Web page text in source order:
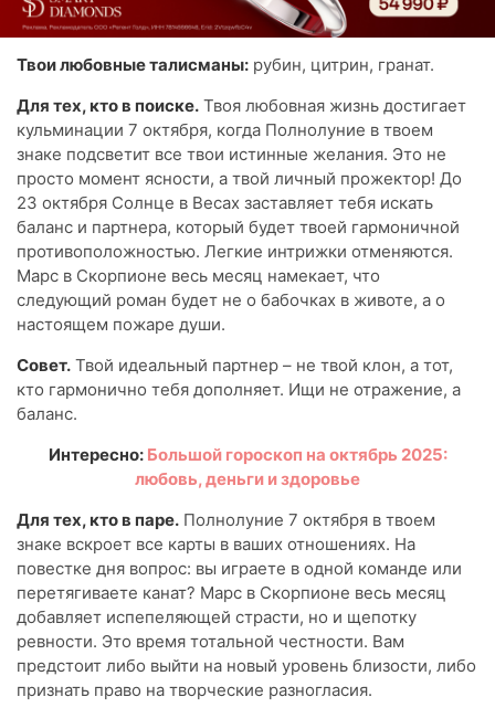
Твои любовные талисманы: рубин, цитрин, гранат.
Для тех, кто в поиске. Твоя любовная жизнь достигает
кульминации 7 октября, когда Полнолуние в твоем
знаке подсветит все твои истинные желания. Это не
просто момент ясности, а твой личный прожектор! До
23 октября Солнце в Весах заставляет тебя искать
баланс и партнера, который будет твоей гармоничной
противоположностью. Легкие интрижки отменяются.
Марс в Скорпионе весь месяц намекает, что
следующий роман будет не о бабочках в животе, а о
настоящем пожаре души.
Совет. Твой идеальный партнер – не твой клон, а тот,
кто гармонично тебя дополняет. Ищи не отражение, а
баланс.
Интересно: Большой гороскоп на октябрь 2025:
любовь, деньги и здоровье
Для тех, кто в паре. Полнолуние 7 октября в твоем
знаке вскроет все карты в ваших отношениях. На
повестке дня вопрос: вы играете в одной команде или
перетягиваете канат? Марс в Скорпионе весь месяц
добавляет испепеляющей страсти, но и щепотку
ревности. Это время тотальной честности. Вам
предстоит либо выйти на новый уровень близости, либо
признать право на творческие разногласия.